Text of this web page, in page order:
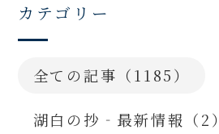
カテゴリー
全ての記事（1185）
湖白の抄‐最新情報（2）